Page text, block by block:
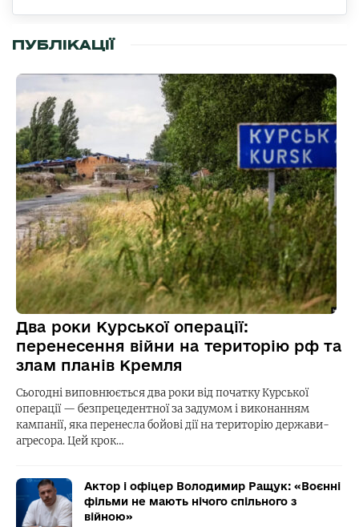
ПУБЛІКАЦІЇ
Два роки Курської операції:
перенесення війни на територію рф та
злам планів Кремля
Сьогодні виповнюється два роки від початку Курської
операції — безпрецедентної за задумом і виконанням
кампанії, яка перенесла бойові дії на територію держави-
агресора. Цей крок…
Актор і офіцер Володимир Ращук: «Воєнні
фільми не мають нічого спільного з
війною»